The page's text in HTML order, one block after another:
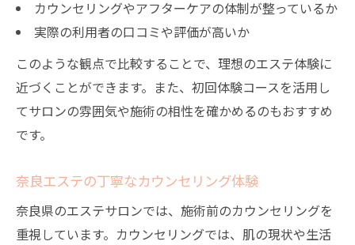
カウンセリングやアフターケアの体制が整っているか
実際の利用者の口コミや評価が高いか
このような観点で比較することで、理想のエステ体験に
近づくことができます。また、初回体験コースを活用し
てサロンの雰囲気や施術の相性を確かめるのもおすすめ
です。
奈良エステの丁寧なカウンセリング体験
奈良県のエステサロンでは、施術前のカウンセリングを
重視しています。カウンセリングでは、肌の現状や生活